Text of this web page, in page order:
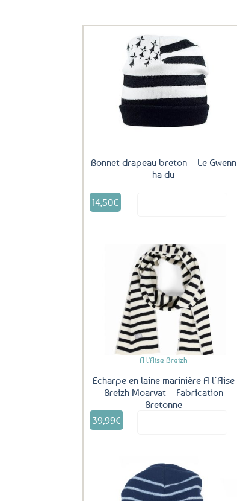
Bonnet drapeau breton – Le Gwenn
ha du
14,50€
A l'Aise Breizh
Echarpe en laine marinière A l’Aise
Breizh Moarvat – Fabrication
Bretonne
39,99€